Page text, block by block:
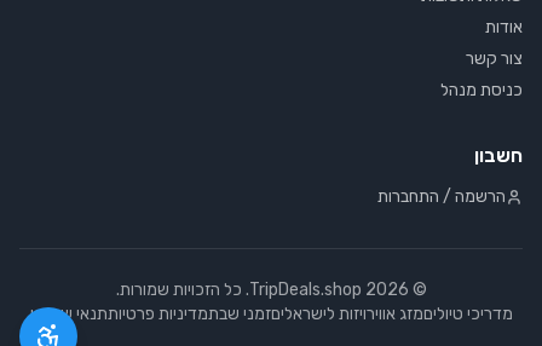
אודות
צור קשר
כניסת מנהל
חשבון
הרשמה / התחברות
©
2026
מדריכי טיוליםמזג אווירויזות לישראליםזמני שבתמדיניות פרטיותתנאי שימוש